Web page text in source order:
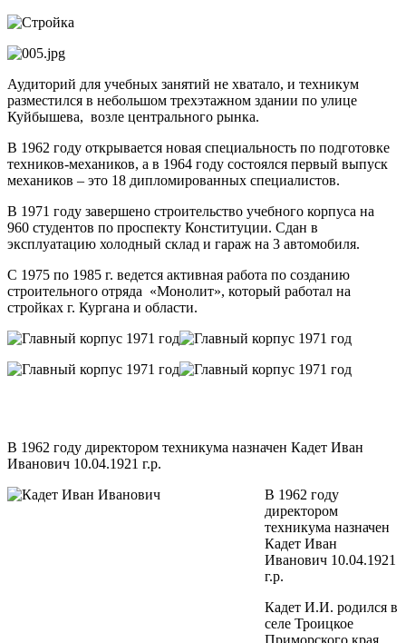
Аудиторий для учебных занятий не хватало, и техникум
разместился в небольшом трехэтажном здании по улице
Куйбышева, возле центрального рынка.
В 1962 году открывается новая специальность по подготовке
техников-механиков, а в 1964 году состоялся первый выпуск
механиков – это 18 дипломированных специалистов.
В 1971 году завершено строительство учебного корпуса на
960 студентов по проспекту Конституции. Сдан в
эксплуатацию холодный склад и гараж на 3 автомобиля.
С 1975 по 1985 г. ведется активная работа по созданию
строительного отряда «Монолит», который работал на
стройках г. Кургана и области.
В 1962 году директором техникума назначен Кадет Иван
Иванович 10.04.1921 г.р.
В 1962 году
директором
техникума назначен
Кадет Иван
Иванович 10.04.1921
г.р.
Кадет И.И. родился в
селе Троицкое
Приморского края.